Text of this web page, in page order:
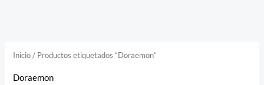
Inicio/ Productos etiquetados “Doraemon”
Doraemon